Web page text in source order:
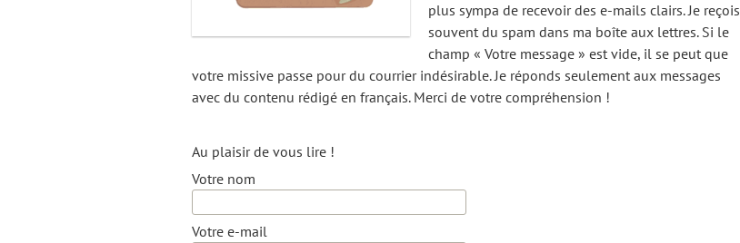
plus sympa de recevoir des e-mails clairs. Je reçois
souvent du spam dans ma boîte aux lettres. Si le
champ « Votre message » est vide, il se peut que
votre missive passe pour du courrier indésirable. Je réponds seulement aux messages
avec du contenu rédigé en français. Merci de votre compréhension !
Au plaisir de vous lire !
Votre nom
Votre e-mail